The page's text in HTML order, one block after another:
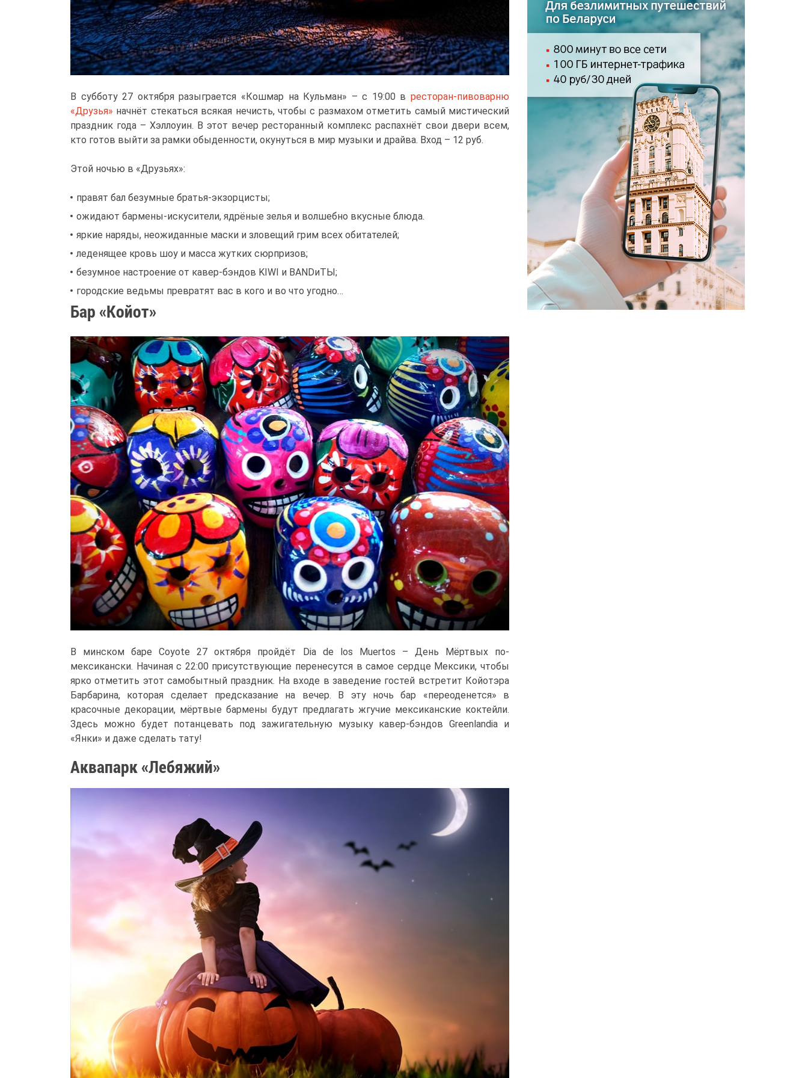
В субботу 27 октября разыграется «Кошмар на Кульман» – с 19:00 в ресторан-пивоварню
«Друзья» начнёт стекаться всякая нечисть, чтобы с размахом отметить самый мистический
праздник года – Хэллоуин. В этот вечер ресторанный комплекс распахнёт свои двери всем,
кто готов выйти за рамки обыденности, окунуться в мир музыки и драйва. Вход – 12 руб.
Этой ночью в «Друзьях»:
правят бал безумные братья-экзорцисты;
ожидают бармены-искусители, ядрёные зелья и волшебно вкусные блюда.
яркие наряды, неожиданные маски и зловещий грим всех обитателей;
леденящее кровь шоу и масса жутких сюрпризов;
безумное настроение от кавер-бэндов KIWI и BANDиТЫ;
городские ведьмы превратят вас в кого и во что угодно…
Бар «Койот»
В минском баре Coyote 27 октября пройдёт Dia de los Muertos – День Мёртвых по-
мексикански. Начиная с 22:00 присутствующие перенесутся в самое сердце Мексики, чтобы
ярко отметить этот самобытный праздник. На входе в заведение гостей встретит Койотэра
Барбарина, которая сделает предсказание на вечер. В эту ночь бар «переоденется» в
красочные декорации, мёртвые бармены будут предлагать жгучие мексиканские коктейли.
Здесь можно будет потанцевать под зажигательную музыку кавер-бэндов Greenlandia и
«Янки» и даже сделать тату!
Аквапарк «Лебяжий»